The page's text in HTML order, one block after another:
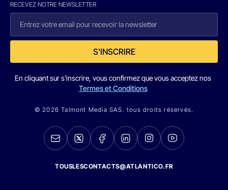
RECEVEZ NOTRE NEWSLETTER
S'INSCRIRE
En cliquant sur s'inscrire, vous confirmez que vous acceptez nos
Termes et Conditions
© 2026 Talmont Media SAS. tous droits réservés.
TOUSLESCONTACTS@ATLANTICO.FR